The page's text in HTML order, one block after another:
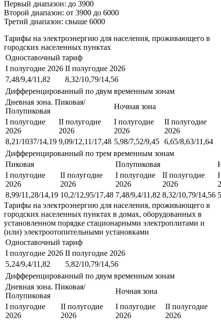
Первый диапазон: до 3900
Второй диапазон: от 3900 до 6000
Третий диапазон: свыше 6000
Тарифы на электроэнергию для населения, проживающего в
городских населенных пунктах
Одноставочный тариф
I полугодие 2026 II полугодие 2026
7,48/9,4/11,82
8,32/10,79/14,56
Дифференцированный по двум временным зонам
Дневная зона. Пиковая/
Полупиковая
Ночная зона
I полугодие
2026
II полугодие
2026
I полугодие
2026
II полугодие
2026
8,21/1037/14,19 9,09/12,11/17,48 5,98/7,52/9,45 6,65/8,63/11,64
Дифференцированный по трем временным зонам
Пиковая
Полупиковая
I полугодие
2026
II полугодие
2026
I полугодие
2026
II полугодие
2026
I
8,99/11,28/14,19 10,2/12,95/17,48 7,48/9,4/11,82 8,32/10,79/14,56
Тарифы на электроэнергию для населения, проживающего в
городских населенных пунктах в домах, оборудованных в
установленном порядке стационарными электроплитами и
(или) электроотопительными установками
Одноставочный тариф
I полугодие 2026 II полугодие 2026
5,24/9,4/11,82
5,82/10,79/14,56
Дифференцированный по двум временным зонам
Дневная зона. Пиковая/
Полупиковая
Ночная зона
I полугодие
2026
II полугодие
2026
I полугодие
2026
II полугодие
2026